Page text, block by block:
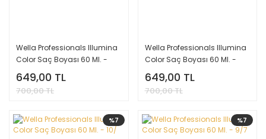
Wella Professionals Illumina
Color Saç Boyası 60 Ml. -
10/1
649,00 TL
700,00 TL
Wella Professionals Illumina
Color Saç Boyası 60 Ml. -
10/05
649,00 TL
700,00 TL
%7 %7